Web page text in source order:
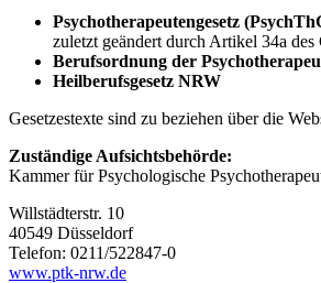
Psychotherapeutengesetz
zuletzt geändert durch Artikel 34a des
Berufsordnung der
Heilberufsgesetz NRW
Gesetzestexte sind zu beziehen über die
Zuständige Aufsichtsbehörde:
Kammer für Psychologische
Willstädterstr. 10
40549 Düsseldorf
Telefon: 0211/522847-0
www.ptk-nrw.de